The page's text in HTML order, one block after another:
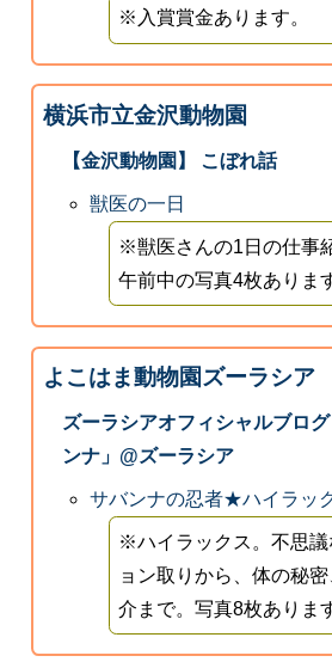
※入賞賞金あります。
横浜市立金沢動物園
【金沢動物園】 こぼれ話
獣医の一日
※獣医さんの1日の仕事
午前中の写真4枚ありま
よこはま動物園ズーラシア
ズーラシアオフィシャルブロ
ンナ」@ズーラシア
サバンナの忍者★ハイラッ
※ハイラックス。不思議
ョン取りから、体の秘
介まで。写真8枚ありま